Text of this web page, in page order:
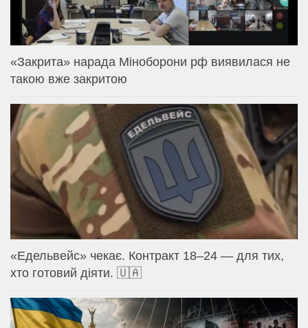
«Закрита» нарада Міноборони рф виявилася не
такою вже закритою
«Едельвейс» чекає. Контракт 18–24 — для тих,
хто готовий діяти. 🇺🇦